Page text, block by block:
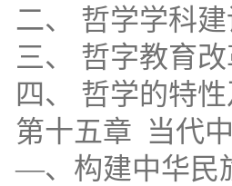
二、 哲学学科
三、 哲字教育
四、 哲学的特
第十五章 当代
―、构建中华民